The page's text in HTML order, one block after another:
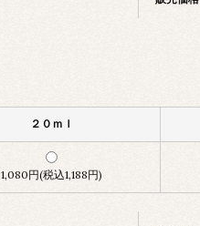
２０ｍｌ
1,080円(税込1,188円)